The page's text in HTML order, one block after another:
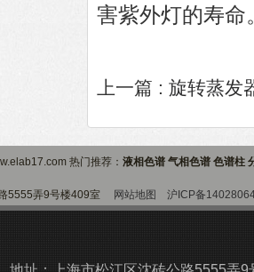
害紫外灯的寿命
上一篇 : 旋转蒸发
热门推荐： 液相色谱 气相色谱 色谱柱
5555弄9号楼409室 网站地图 沪ICP备